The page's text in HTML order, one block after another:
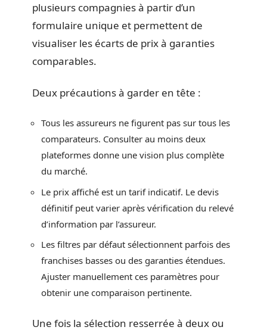
plusieurs compagnies à partir d’un
formulaire unique et permettent de
visualiser les écarts de prix à garanties
comparables.
Deux précautions à garder en tête :
Tous les assureurs ne figurent pas sur tous les
comparateurs. Consulter au moins deux
plateformes donne une vision plus complète
du marché.
Le prix affiché est un tarif indicatif. Le devis
définitif peut varier après vérification du relevé
d’information par l’assureur.
Les filtres par défaut sélectionnent parfois des
franchises basses ou des garanties étendues.
Ajuster manuellement ces paramètres pour
obtenir une comparaison pertinente.
Une fois la sélection resserrée à deux ou